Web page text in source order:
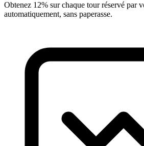
Obtenez 12% sur chaque tour réservé par
automatiquement, sans paperasse.